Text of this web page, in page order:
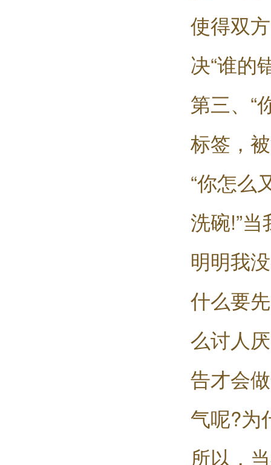
使得双
决“谁的
第三、
标签，
“你怎么
洗碗!”
明明我
什么要
么讨人
告才会
气呢?为
所以，